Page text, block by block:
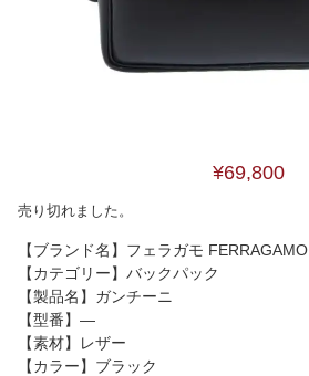
¥69,800
売り切れました。
【ブランド名】フェラガモ FERRAGAMO
【カテゴリー】バックパック
【製品名】ガンチーニ
【型番】―
【素材】レザー
【カラー】ブラック